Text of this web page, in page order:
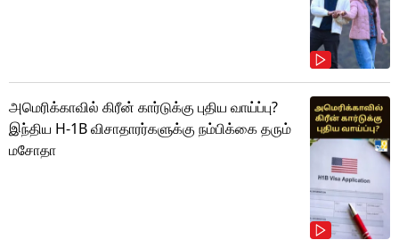
அமெரிக்காவில் கிரீன் கார்டுக்கு புதிய வாய்ப்பு?
இந்திய H-1B விசாதாரர்களுக்கு நம்பிக்கை தரும்
மசோதா